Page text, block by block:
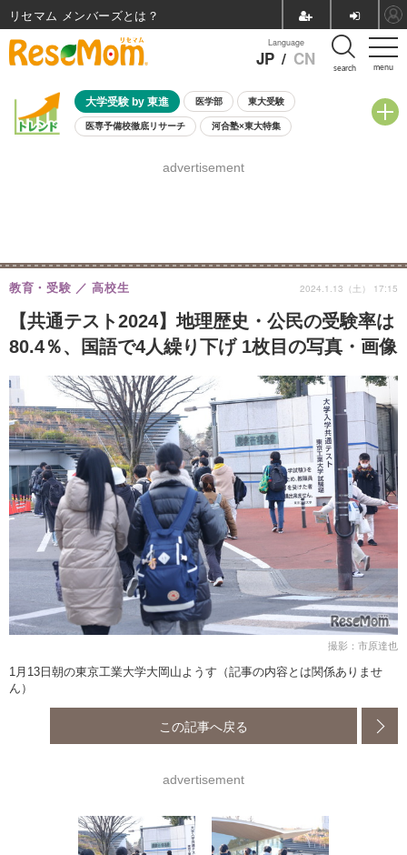
menu
Language
JP / CN search
大学受験 by 東進 医学部 東大受験
医専予備校徹底リサーチ 河合塾×東大特集
8月開催学校説明会・相談会
advertisement
【共通テスト2024】地理歴史・公民の受験率は
80.4％、国語で4人繰り下げ 1枚目の写真・画像
教育・受験 高校生 2024.1.13（土） 17:15
撮影：市原達也
1月13日朝の東京工業大学大岡山ようす（記事の内容とは関係ありませ
ん）
この記事へ戻る
advertisement
リセマム メンバーズ